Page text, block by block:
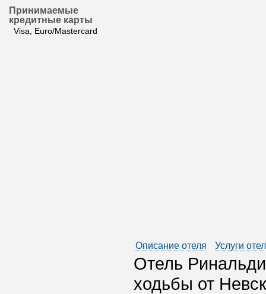
Принимаемые
кредитные карты
Visa, Euro/Mastercard
Описание отеля Услуги
Отель
ходьбы от